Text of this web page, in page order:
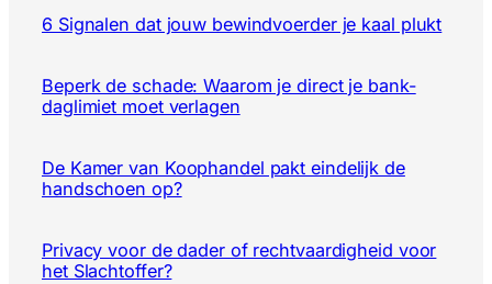
6 Signalen dat jouw bewindvoerder je kaal plukt
Beperk de schade: Waarom je direct je bank-
daglimiet moet verlagen
De Kamer van Koophandel pakt eindelijk de
handschoen op?
Privacy voor de dader of rechtvaardigheid voor
het Slachtoffer?